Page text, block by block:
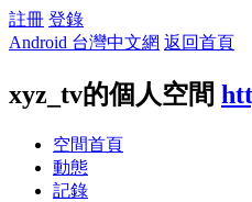
註冊 登錄
Android 台灣中文網 返回首頁
xyz_tv的個人空間
空間首頁
動態
記錄